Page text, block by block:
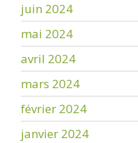
juin 2024
mai 2024
avril 2024
mars 2024
février 2024
janvier 2024